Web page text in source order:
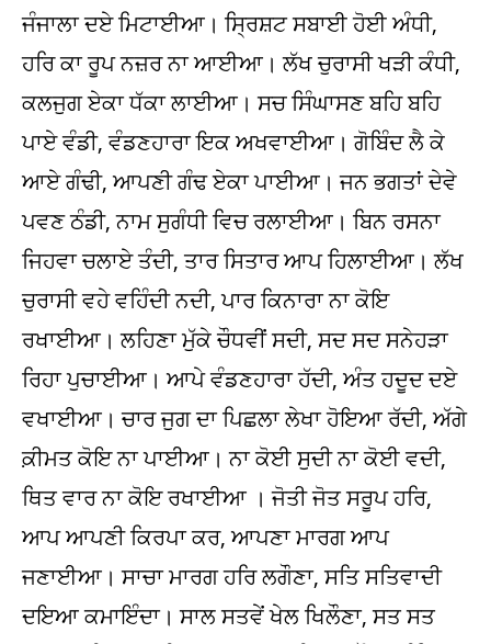
ਜੰਜਾਲਾ ਦਏ ਮਿਟਾਈਆ। ਸ੍ਰਿਸ਼ਟ ਸਬਾਈ ਹੋਈ ਅੰਧੀ,
ਹਰਿ ਕਾ ਰੂਪ ਨਜ਼ਰ ਨਾ ਆਈਆ। ਲੱਖ ਚੁਰਾਸੀ ਖੜੀ ਕੰਧੀ,
ਕਲਜੁਗ ਏਕਾ ਧੱਕਾ ਲਾਈਆ। ਸਚ ਸਿੰਘਾਸਣ ਬਹਿ ਬਹਿ
ਪਾਏ ਵੰਡੀ, ਵੰਡਣਹਾਰਾ ਇਕ ਅਖਵਾਈਆ। ਗੋਬਿੰਦ ਲੈ ਕੇ
ਆਏ ਗੰਢੀ, ਆਪਣੀ ਗੰਢ ਏਕਾ ਪਾਈਆ। ਜਨ ਭਗਤਾਂ ਦੇਵੇ
ਪਵਣ ਠੰਡੀ, ਨਾਮ ਸੁਗੰਧੀ ਵਿਚ ਰਲਾਈਆ। ਬਿਨ ਰਸਨਾ
ਜਿਹਵਾ ਚਲਾਏ ਤੰਦੀ, ਤਾਰ ਸਿਤਾਰ ਆਪ ਹਿਲਾਈਆ। ਲੱਖ
ਚੁਰਾਸੀ ਵਹੇ ਵਹਿੰਦੀ ਨਦੀ, ਪਾਰ ਕਿਨਾਰਾ ਨਾ ਕੋਇ
ਰਖਾਈਆ। ਲਹਿਣਾ ਮੁੱਕੇ ਚੌਧਵੀਂ ਸਦੀ, ਸਦ ਸਦ ਸਨੇਹੜਾ
ਰਿਹਾ ਪੁਚਾਈਆ। ਆਪੇ ਵੰਡਣਹਾਰਾ ਹੱਦੀ, ਅੰਤ ਹਦੂਦ ਦਏ
ਵਖਾਈਆ। ਚਾਰ ਜੁਗ ਦਾ ਪਿਛਲਾ ਲੇਖਾ ਹੋਇਆ ਰੱਦੀ, ਅੱਗੇ
ਕ਼ੀਮਤ ਕੋਇ ਨਾ ਪਾਈਆ। ਨਾ ਕੋਈ ਸੁਦੀ ਨਾ ਕੋਈ ਵਦੀ,
ਥਿਤ ਵਾਰ ਨਾ ਕੋਇ ਰਖਾਈਆ । ਜੋਤੀ ਜੋਤ ਸਰੂਪ ਹਰਿ,
ਆਪ ਆਪਣੀ ਕਿਰਪਾ ਕਰ, ਆਪਣਾ ਮਾਰਗ ਆਪ
ਜਣਾਈਆ। ਸਾਚਾ ਮਾਰਗ ਹਰਿ ਲਗੌਣਾ, ਸਤਿ ਸਤਿਵਾਦੀ
ਦਇਆ ਕਮਾਇੰਦਾ। ਸਾਲ ਸਤਵੇਂ ਖੇਲ ਖਿਲੌਣਾ, ਸਤ ਸਤ